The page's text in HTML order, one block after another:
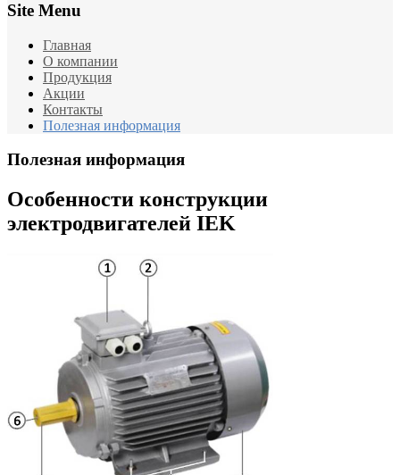
Site Menu
Главная
О компании
Продукция
Акции
Контакты
Полезная информация
Полезная информация
Особенности конструкции
электродвигателей IEK